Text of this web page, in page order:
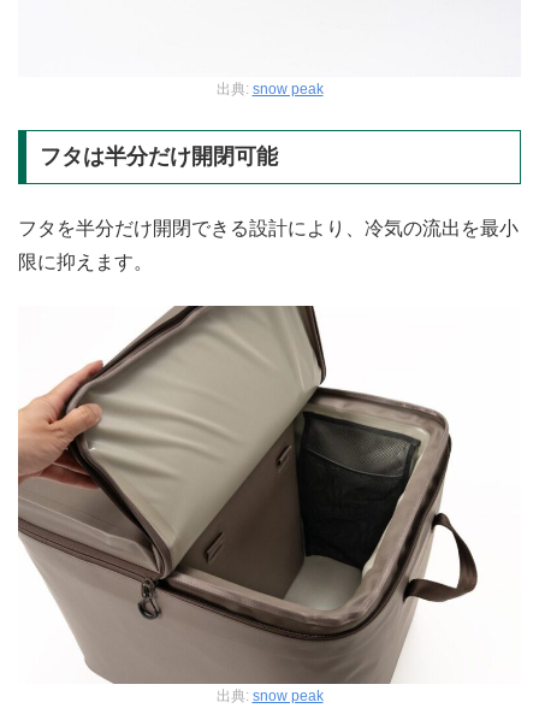
出典: snow peak
フタは半分だけ開閉可能
フタを半分だけ開閉できる設計により、冷気の流出を最小
限に抑えます。
出典: snow peak